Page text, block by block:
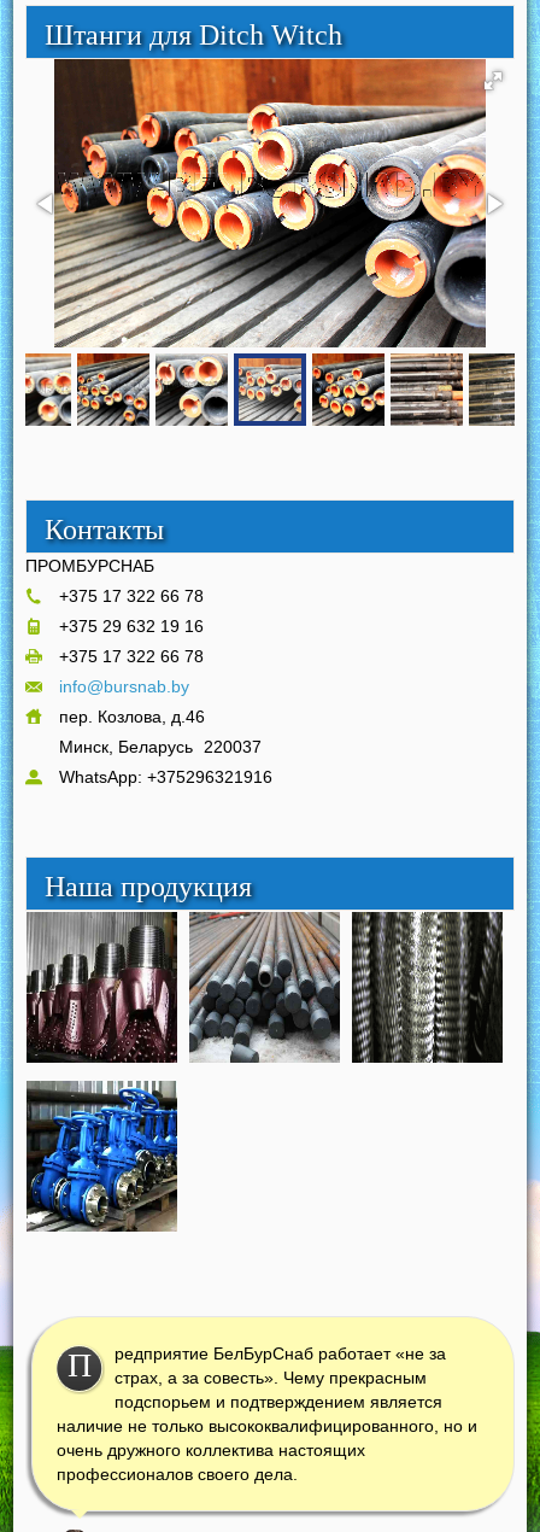
Штанги для Ditch Witch
Контакты
ПРОМБУРСНАБ
+375 17 322 66 78
+375 29 632 19 16
+375 17 322 66 78
info@bursnab.by
пер. Козлова, д.46
Минск, Беларусь 220037
WhatsApp: +375296321916
Наша продукция
П
редприятие БелБурСнаб работает «не за
страх, а за совесть». Чему прекрасным
подспорьем и подтверждением является
наличие не только высококвалифицированного, но и
очень дружного коллектива настоящих
профессионалов своего дела.